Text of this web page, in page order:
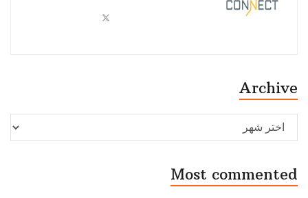
Archive
Archive
Most commented